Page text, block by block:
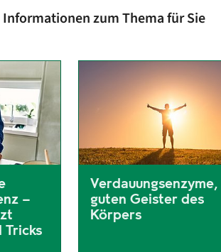
zum Thema für Sie
–
guten Geister des
Körpers
Interview mit der